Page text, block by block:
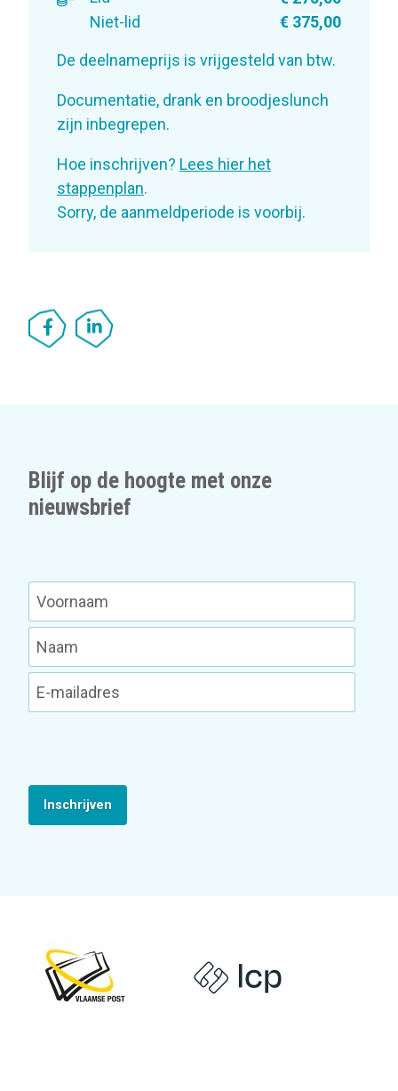
Niet-lid
€ 375,00
De deelnameprijs is vrijgesteld van btw.
Documentatie, drank en broodjeslunch
zijn inbegrepen.
Hoe inschrijven? Lees hier het
stappenplan.
Sorry, de aanmeldperiode is voorbij.
Blijf op de hoogte met onze
nieuwsbrief
Inschrijven